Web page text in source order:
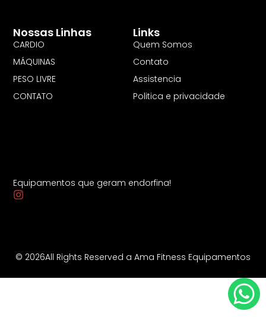
Equipamentos que geram endorfina!
Links
Quem Somos
Contato
Assistencia
Politica e privacidade
Nossas Linhas
CARDIO
MÁQUINAS
PESO LIVRE
CONTATO
© 2026All Rights Reserved a Ama Fitness Equipamentos